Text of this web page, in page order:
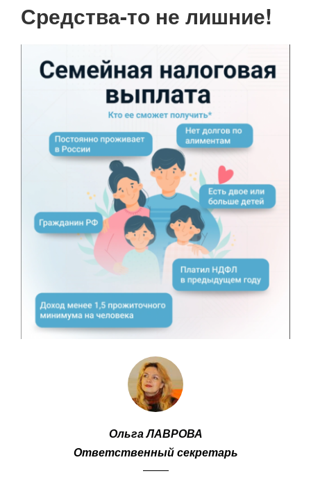
Средства-то не лишние!
Ольга ЛАВРОВА
Ответственный секретарь